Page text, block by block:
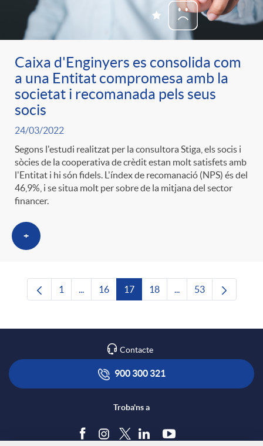
Caixa d'Enginyers es consolida com
a una Entitat compromesa amb la
societat i recomanada pels seus
socis
24/03/2022
Segons l'estudi realitzat per la consultora Stiga, els socis i
sòcies de la cooperativa de crèdit estan molt satisfets amb
l'Entitat i hi són fidels. L'índex de recomanació (NPS) és del
46,9%, i se situa molt per sobre de la mitjana del sector
financer.
+
Pàgina
1 ...Pàgines intermèdies Utilitzeu TAB per
Pàgina
16 Pàgina
17 Pàgina
18 ...Pàgines intermèdies
Pàgina
53
Contacte
900 300 321
Troba'ns a